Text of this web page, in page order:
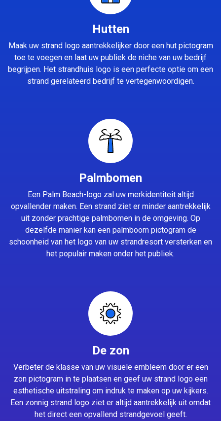
Hutten
Maak uw strand logo aantrekkelijker door een hut pictogram
toe te voegen en laat uw publiek de niche van uw bedrijf
begrijpen. Het strandhuis logo is een perfecte optie om een
strand gerelateerd bedrijf te vertegenwoordigen.
Palmbomen
Een Palm Beach-logo zal uw merkidentiteit altijd
opvallender maken. Een strand ziet er minder aantrekkelijk
uit zonder prachtige palmbomen in de omgeving. Op
dezelfde manier kan een palmboom pictogram de
schoonheid van het logo van uw strandresort versterken en
het populair maken onder het publiek.
De zon
Verbeter de klasse van uw visuele embleem door er een
zon pictogram in te plaatsen en geef uw strand logo een
esthetische uitstraling om indruk te maken op uw kijkers.
Een zonnig strand logo ziet er altijd aantrekkelijk uit omdat
het direct een opvallend strandgevoel geeft.